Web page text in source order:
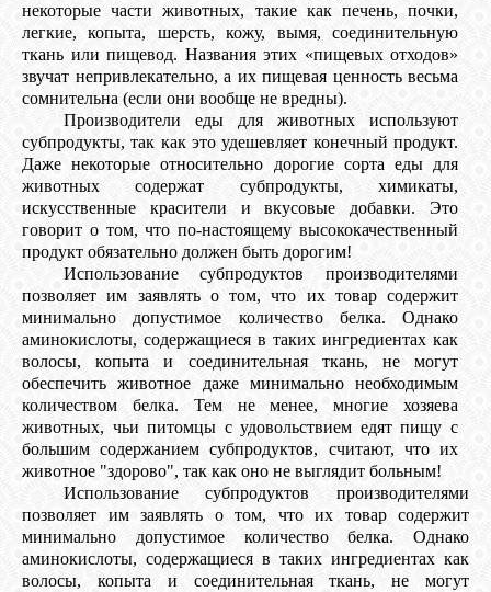
некоторые части животных, такие как печень, почки,
легкие, копыта, шерсть, кожу, вымя, соединительную
ткань или пищевод. Названия этих «пищевых отходов»
звучат непривлекательно, а их пищевая ценность весьма
сомнительна (если они вообще не вредны).
Производители еды для животных используют
субпродукты, так как это удешевляет конечный продукт.
Даже некоторые относительно дорогие сорта еды для
животных содержат субпродукты, химикаты,
искусственные красители и вкусовые добавки. Это
говорит о том, что по-настоящему высококачественный
продукт обязательно должен быть дорогим!
Использование субпродуктов производителями
позволяет им заявлять о том, что их товар содержит
минимально допустимое количество белка. Однако
аминокислоты, содержащиеся в таких ингредиентах как
волосы, копыта и соединительная ткань, не могут
обеспечить животное даже минимально необходимым
количеством белка. Тем не менее, многие хозяева
животных, чьи питомцы с удовольствием едят пищу с
большим содержанием субпродуктов, считают, что их
животное "здорово", так как оно не выглядит больным!
Использование субпродуктов производителями
позволяет им заявлять о том, что их товар содержит
минимально допустимое количество белка. Однако
аминокислоты, содержащиеся в таких ингредиентах как
волосы, копыта и соединительная ткань, не могут